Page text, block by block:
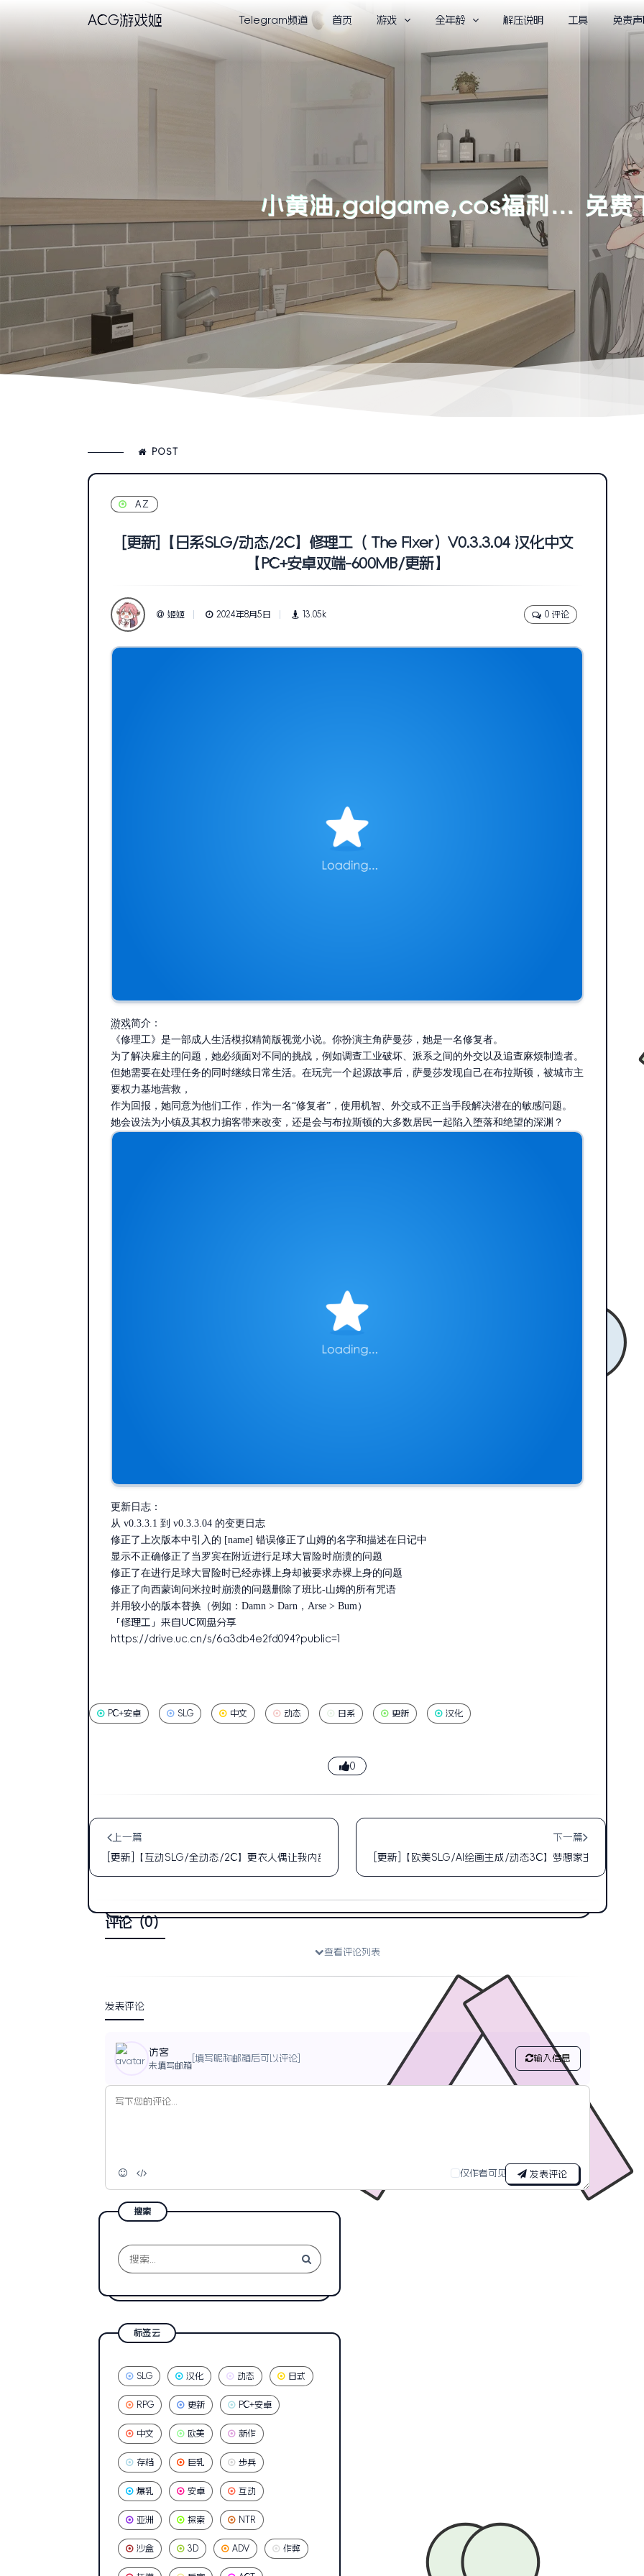
ACG游戏姬 Telegram频道 首页 游戏 全年龄 解压说明 工具 免责声
小黄油,galgame,cos福利… 免费
POST
AZ
[更新]【日系SLG/动态/2C】修理工（ The Fixer）V0.3.3.04 汉化中文
【PC+安卓双端-600MB/更新】
姬姬 2024年8月5日 13.05k 0 评论
游戏简介：
《修理工》是一部成人生活模拟精简版视觉小说。你扮演主角萨曼莎，她是一名修复者。
为了解决雇主的问题，她必须面对不同的挑战，例如调查工业破坏、派系之间的外交以及追查麻烦制造者。
但她需要在处理任务的同时继续日常生活。在玩完一个起源故事后，萨曼莎发现自己在布拉斯顿，被城市主
要权力基地营救，
作为回报，她同意为他们工作，作为一名“修复者”，使用机智、外交或不正当手段解决潜在的敏感问题。
她会设法为小镇及其权力掮客带来改变，还是会与布拉斯顿的大多数居民一起陷入堕落和绝望的深渊？
更新日志：
从 v0.3.3.1 到 v0.3.3.04 的变更日志
修正了上次版本中引入的 [name] 错误修正了山姆的名字和描述在日记中
显示不正确修正了当罗宾在附近进行足球大冒险时崩溃的问题
修正了在进行足球大冒险时已经赤裸上身却被要求赤裸上身的问题
修正了向西蒙询问米拉时崩溃的问题删除了班比-山姆的所有咒语
并用较小的版本替换（例如：Damn > Darn，Arse > Bum）
「修理工」来自UC网盘分享
https://drive.uc.cn/s/6a3db4e2fd094?public=1
PC+安卓 SLG 中文 动态 日系 更新 汉化
0
上一篇
[更新]【互动SLG/全动态/2C】更衣人偶让我内部发射
下一篇
[更新]【欧美SLG/AI绘画生成/动态3C】梦想家生活（
评论（0）
查看评论列表
发表评论
访客
未填写邮箱
[填写昵称邮箱后可以评论] 输入信息
仅作者可见 发表评论
搜索
标签云
SLG 汉化 动态 日式
RPG 更新 PC+安卓
中文 欧美 新作
存档 巨乳 步兵
爆乳 安卓 互动
亚洲 探索 NTR
沙盒 3D ADV 作弊